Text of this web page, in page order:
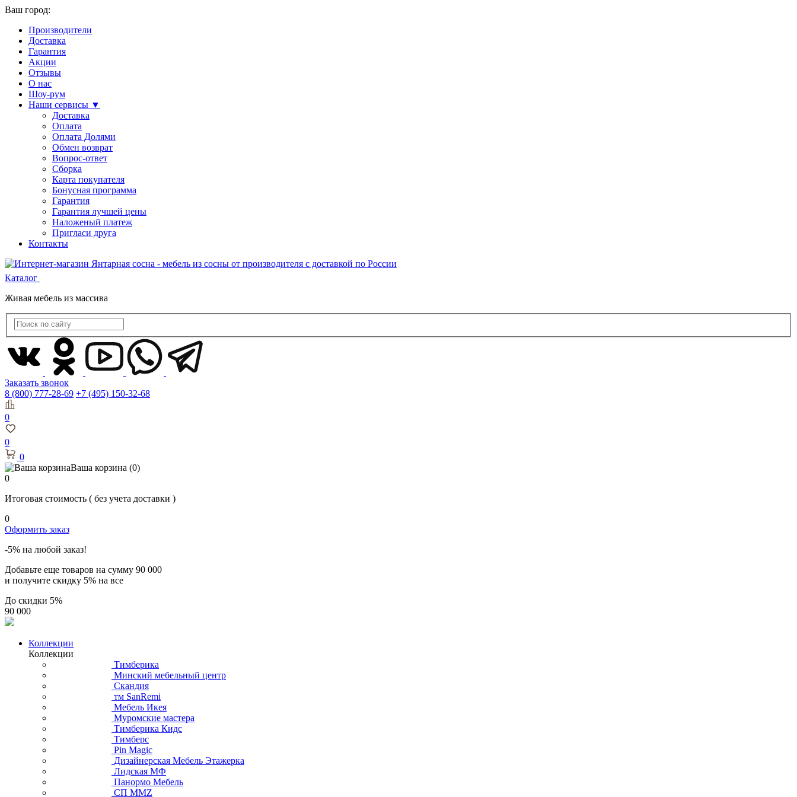
Ваш город:
Производители
Доставка
Гарантия
Акции
Отзывы
О нас
Шоу-рум
Наши сервисы ▼
Доставка
Оплата
Оплата Долями
Обмен возврат
Вопрос-ответ
Сборка
Карта покупателя
Бонусная программа
Гарантия
Гарантия лучшей цены
Наложеный платеж
Пригласи друга
Контакты
Каталог
Живая мебель из массива
Заказать звонок
8 (800) 777-28-69 +7 (495) 150-32-68
0
0
0
Ваша корзина (0)
0
Итоговая стоимость ( без учета доставки )
0
Оформить заказ
-5% на любой заказ!
Добавьте еще товаров на сумму 90 000
и получите скидку 5% на все
До скидки 5%
90 000
Коллекции
Коллекции
Тимберика
Минский мебельный центр
Скандия
тм SanRemi
Мебель Икея
Муромские мастера
Тимберика Кидс
Тимберс
Pin Magic
Дизайнерская Мебель Этажерка
Лидская МФ
Панормо Мебель
СП ММZ